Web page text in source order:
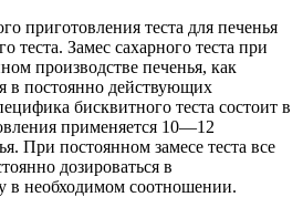
приготовления теста для печенья
теста. Замес сахарного теста при
производстве печенья, как
в постоянно действующих
бисквитного теста состоит в
применяется 10—12
При постоянном замесе теста все
дозироваться в
в необходимом соотношении.